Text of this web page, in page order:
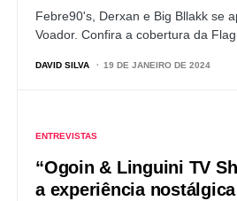
Febre90's, Derxan e Big Bllakk se
Voador. Confira a cobertura da
DAVID SILVA 19 DE JANEIRO DE 2024
ENTREVISTAS
“Ogoin & Linguini TV
a experiência